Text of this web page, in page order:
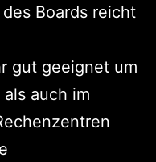
Boards reicht
gut geeignet um
auch im